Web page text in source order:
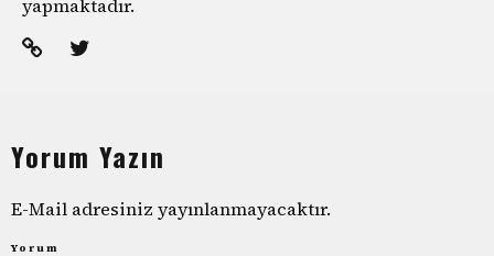
yapmaktadır.
Yorum Yazın
E-Mail adresiniz yayınlanmayacaktır.
Yorum